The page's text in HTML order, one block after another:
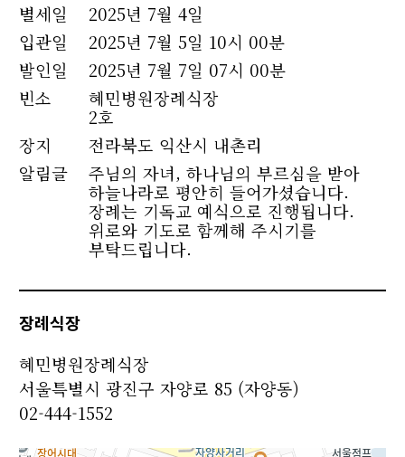
별세일
2025년 7월 4일
입관일
2025년 7월 5일 10시 00분
발인일
2025년 7월 7일 07시 00분
빈소
혜민병원장례식장
2호
장지
전라북도 익산시 내촌리
알림글
주님의 자녀, 하나님의 부르심을 받아
하늘나라로 평안히 들어가셨습니다.
장례는 기독교 예식으로 진행됩니다.
위로와 기도로 함께해 주시기를
부탁드립니다.
장례식장
혜민병원장례식장
서울특별시 광진구 자양로 85 (자양동)
02-444-1552